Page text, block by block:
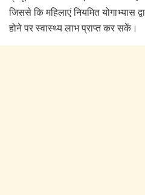
जिससे कि महिलाएं नियमित योगाभ्यास
होने पर स्वास्थ्य लाभ प्राप्त कर सकें।